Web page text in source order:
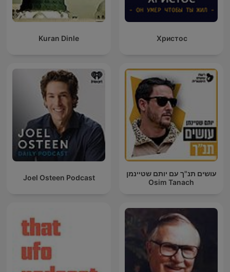
Kuran Dinle Христос
Joel Osteen Podcast
עושים תנ"ך עם יותם שטיינמן
Osim Tanach